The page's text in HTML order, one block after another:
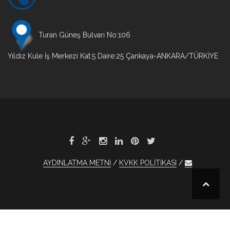
Turan Güneş Bulvarı No:106
Yıldız Kule İş Merkezi Kat:5 Daire:25 Çankaya-ANKARA/TÜRKİYE
AYDINLATMA METNİ KVKK POLİTİKASI